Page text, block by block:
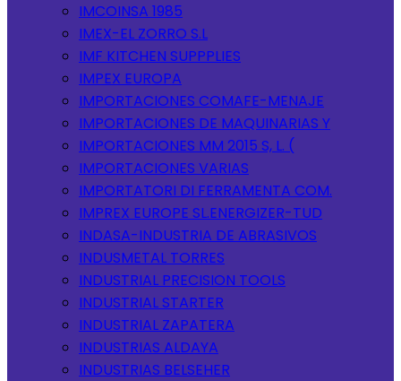
IMCOINSA 1985
IMEX-EL ZORRO S.L
IMF KITCHEN SUPPPLIES
IMPEX EUROPA
IMPORTACIONES COMAFE-MENAJE
IMPORTACIONES DE MAQUINARIAS Y
IMPORTACIONES MM 2015 S, L. (
IMPORTACIONES VARIAS
IMPORTATORI DI FERRAMENTA COM.
IMPREX EUROPE SL.ENERGIZER-TUD
INDASA-INDUSTRIA DE ABRASIVOS
INDUSMETAL TORRES
INDUSTRIAL PRECISION TOOLS
INDUSTRIAL STARTER
INDUSTRIAL ZAPATERA
INDUSTRIAS ALDAYA
INDUSTRIAS BELSEHER